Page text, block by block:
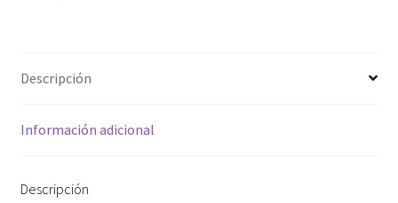
Descripción
Información adicional
Descripción